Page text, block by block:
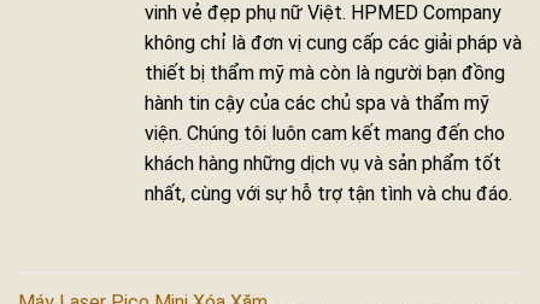
vinh vẻ đẹp phụ nữ Việt. HPMED Company
không chỉ là đơn vị cung cấp các giải pháp và
thiết bị thẩm mỹ mà còn là người bạn đồng
hành tin cậy của các chủ spa và thẩm mỹ
viện. Chúng tôi luôn cam kết mang đến cho
khách hàng những dịch vụ và sản phẩm tốt
nhất, cùng với sự hỗ trợ tận tình và chu đáo.